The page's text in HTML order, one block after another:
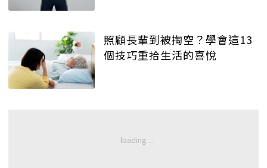
照顧長輩到被掏空？學會這13
個技巧重拾生活的喜悅